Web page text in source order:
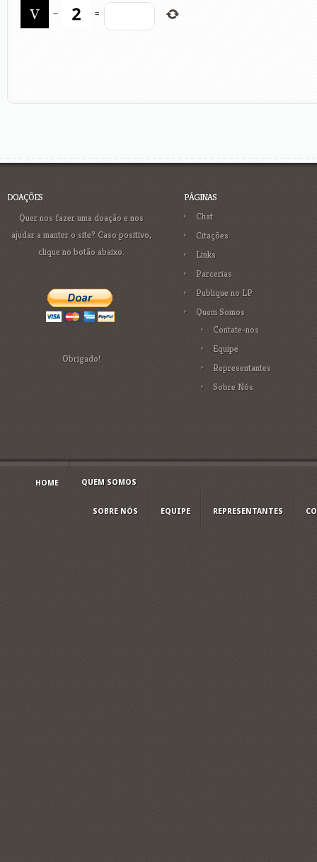
− =
DOAÇÕES
Quer nos fazer uma doação e nos
ajudar a manter o site? Caso positivo,
clique no botão abaixo.
Obrigado!
PÁGINAS
Chat
Citações
Links
Parcerias
Publique no LP
Quem Somos
Contate-nos
Equipe
Representantes
Sobre Nós
HOME QUEM SOMOS
SOBRE NÓS EQUIPE REPRESENTANTES